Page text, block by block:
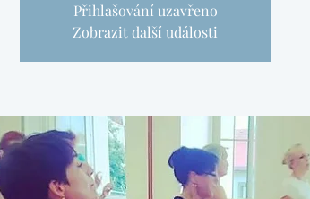
Přihlašování uzavřeno
Zobrazit další události